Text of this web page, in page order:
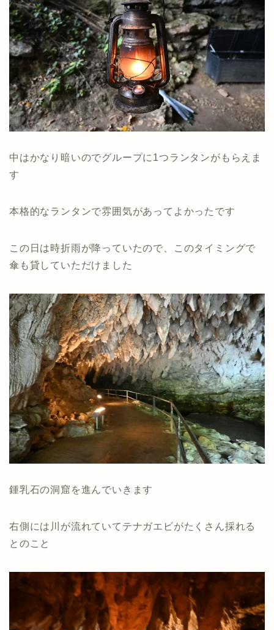
中はかなり暗いのでグループに1つランタンがもらえま
す
本格的なランタンで雰囲気があってよかったです
この日は時折雨が降っていたので、このタイミングで
傘も貸していただけました
鍾乳石の洞窟を進んでいきます
右側には川が流れていてテナガエビがたくさん採れる
とのこと